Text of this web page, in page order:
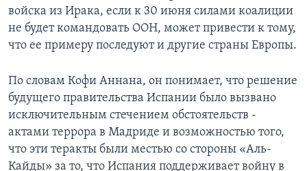
АМЕРИКА. БОЛЬШОЕ ПУТЕШЕСТВИЕ
ПОДПИСКА НА НОВОСТИ
Learning English
СОЦИАЛЬНЫЕ СЕТИ
войска из Ирака, если к 30 июня силами коалиции
не будет командовать ООН, может привести к тому,
что ее примеру последуют и другие страны Европы.
По словам Кофи Аннана, он понимает, что решение
будущего правительства Испании было вызвано
исключительным стечением обстоятельств -
актами террора в Мадриде и возможностью того,
что эти теракты были местью со стороны «Аль-
Кайды» за то, что Испания поддерживает войну в